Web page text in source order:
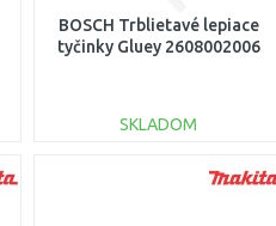
BOSCH Trblietavé lepiace
tyčinky Gluey 2608002006
SKLADOM
DO KOŠÍKA